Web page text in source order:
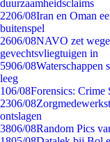
duurzaamheidsclaims
2206/08Iran en Oman
buitenspel
2606/08NAVO zet
gevechtsvliegtuigen in
5906/08Waterschappen
leeg
106/08Forensics: Crime
2306/08
ontslagen
3806/08Random Pics